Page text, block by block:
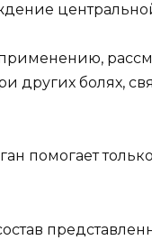
других болях,
помогает